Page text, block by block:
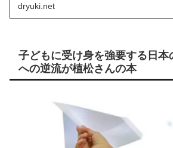
dryuki.net
子どもに受け身を強要する日本
への逆流が植松さんの本